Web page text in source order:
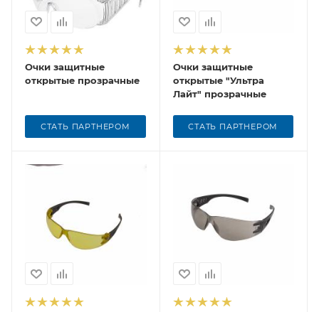
Очки защитные
открытые прозрачные
СТАТЬ ПАРТНЕРОМ
Очки защитные
открытые "Ультра
Лайт" прозрачные
СТАТЬ ПАРТНЕРОМ